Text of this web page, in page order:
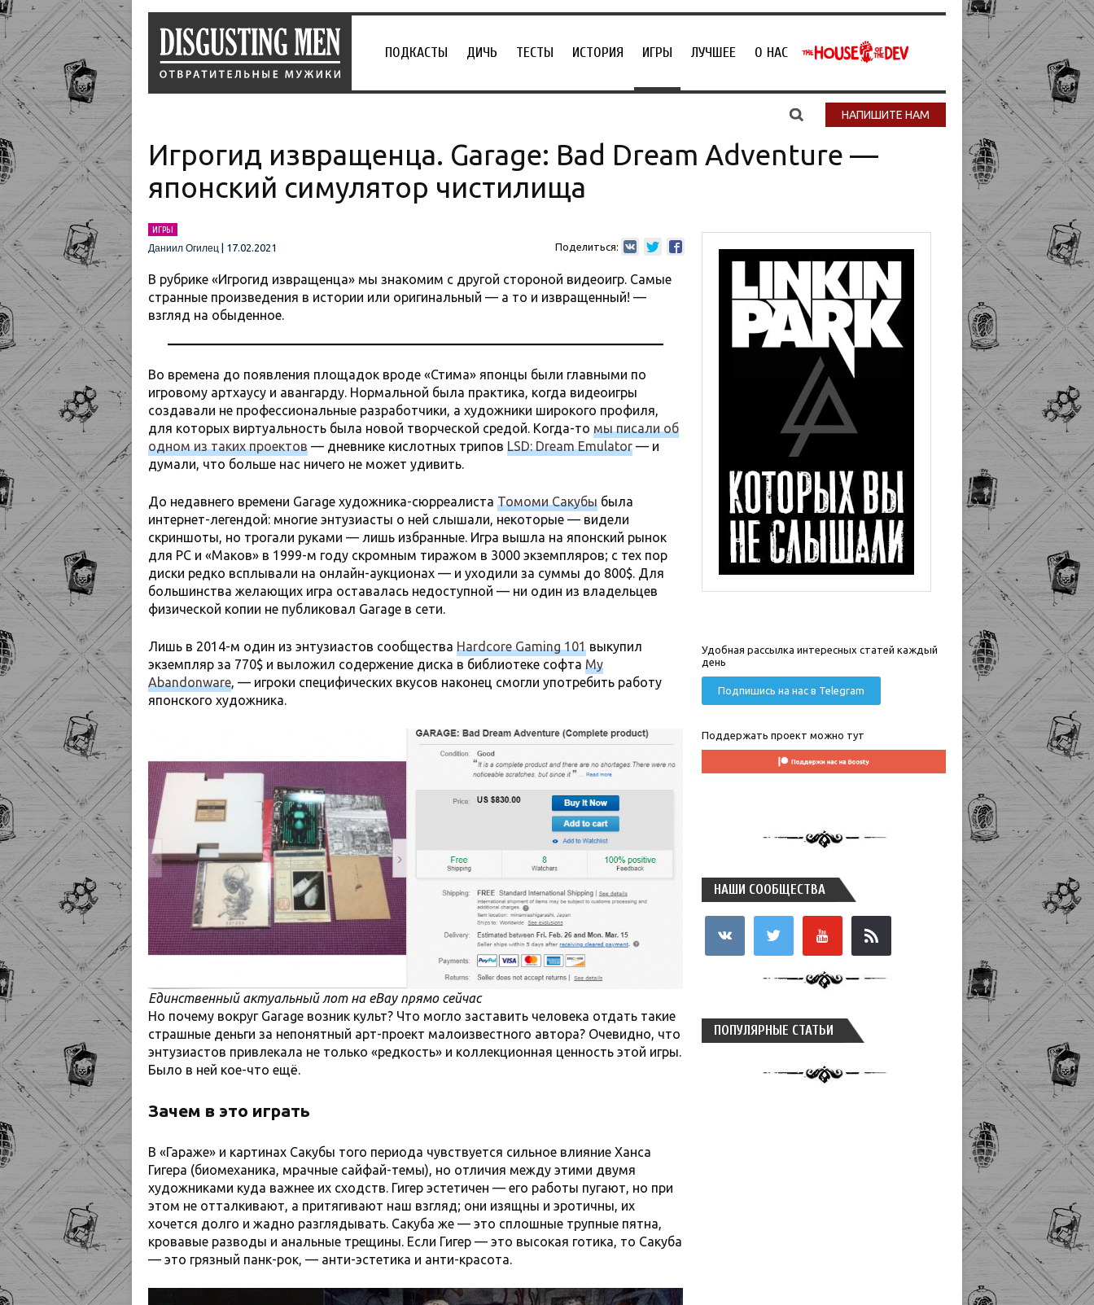
ПОДКАСТЫ ДИЧЬ ТЕСТЫ ИСТОРИЯ ИГРЫ ЛУЧШЕЕ О НАС
НАПИШИТЕ НАМ
Игрогид извращенца. Garage: Bad Dream Adventure —
японский симулятор чистилища
ИГРЫ
Даниил Огилец
17.02.2021 Поделиться:
В рубрике «Игрогид извращенца» мы знакомим с другой стороной видеоигр. Самые
странные произведения в истории или оригинальный — а то и извращенный! —
взгляд на обыденное.
Во времена до появления площадок вроде «Стима» японцы были главными по
игровому артхаусу и авангарду. Нормальной была практика, когда видеоигры
создавали не профессиональные разработчики, а художники широкого профиля,
для которых виртуальность была новой творческой средой. Когда-то мы писали об
одном из таких проектов — дневнике кислотных трипов LSD: Dream Emulator — и
думали, что больше нас ничего не может удивить.
До недавнего времени Garage художника-сюрреалиста Томоми Сакубы была
интернет-легендой: многие энтузиасты о ней слышали, некоторые — видели
скриншоты, но трогали руками — лишь избранные. Игра вышла на японский рынок
для PC и «Маков» в 1999-м году скромным тиражом в 3000 экземпляров; с тех пор
диски редко всплывали на онлайн-аукционах — и уходили за суммы до 800$. Для
большинства желающих игра оставалась недоступной — ни один из владельцев
физической копии не публиковал Garage в сети.
Лишь в 2014-м один из энтузиастов сообщества Hardcore Gaming 101 выкупил
экземпляр за 770$ и выложил содержение диска в библиотеке софта My
Abandonware, — игроки специфических вкусов наконец смогли употребить работу
японского художника.
Единственный актуальный лот на eBay прямо сейчас
Но почему вокруг Garage возник культ? Что могло заставить человека отдать такие
страшные деньги за непонятный арт-проект малоизвестного автора? Очевидно, что
энтузиастов привлекала не только «редкость» и коллекционная ценность этой игры.
Было в ней кое-что ещё.
Зачем в это играть
В «Гараже» и картинах Сакубы того периода чувствуется сильное влияние Ханса
Гигера (биомеханика, мрачные сайфай-темы), но отличия между этими двумя
художниками куда важнее их сходств. Гигер эстетичен — его работы пугают, но при
этом не отталкивают, а притягивают наш взгляд; они изящны и эротичны, их
хочется долго и жадно разглядывать. Сакуба же — это сплошные трупные пятна,
кровавые разводы и анальные трещины. Если Гигер — это высокая готика, то Сакуба
— это грязный панк-рок, — анти-эстетика и анти-красота.
Удобная рассылка интересных статей каждый
день
Подпишись на нас в Telegram
Поддержать проект можно тут
НАШИ СООБЩЕСТВА
ПОПУЛЯРНЫЕ СТАТЬИ